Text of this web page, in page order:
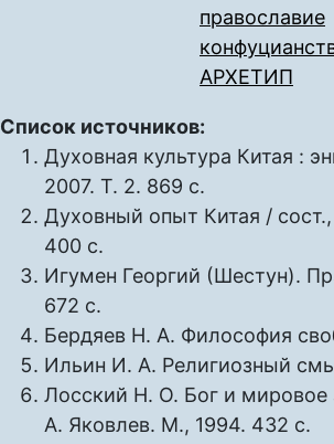
православие
АРХЕТИП
Список источников:
Духовная культура Китая :
2007. Т. 2. 869 с.
Духовный опыт Китая /
400 с.
Игумен Георгий (Шестун).
672 с.
Бердяев Н. А. Философия
Ильин И. А. Религиозный
Лосский Н. О. Бог и мировое
А. Яковлев. М., 1994. 432 с.